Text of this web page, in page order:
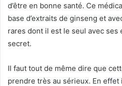
d’être en bonne santé. Ce
base d’extraits de ginseng et
rares dont il est le seul avec ses
secret.
Il faut tout de même dire que
prendre très au sérieux. En effet